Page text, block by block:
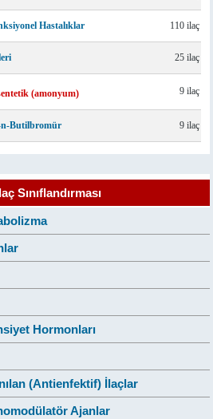
Hastalıklar 110 ilaç
25 ilaç
(amonyum) 9 ilaç
n-Butilbromür 9 ilaç
Sınıflandırması
Hormonları
(Antienfektif) İlaçlar
Ajanlar